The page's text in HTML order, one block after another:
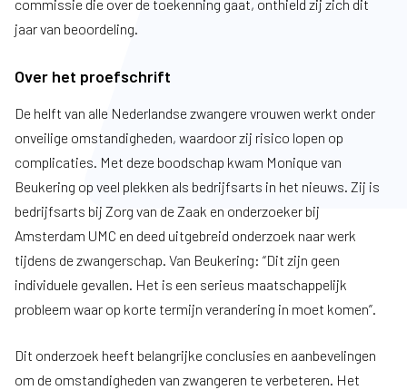
commissie die over de toekenning gaat, onthield zij zich dit
jaar van beoordeling.
Over het proefschrift
De helft van alle Nederlandse zwangere vrouwen werkt onder
onveilige omstandigheden, waardoor zij risico lopen op
complicaties. Met deze boodschap kwam Monique van
Beukering op veel plekken als bedrijfsarts in het nieuws. Zij is
bedrijfsarts bij Zorg van de Zaak en onderzoeker bij
Amsterdam UMC en deed uitgebreid onderzoek naar werk
tijdens de zwangerschap. Van Beukering: “Dit zijn geen
individuele gevallen. Het is een serieus maatschappelijk
probleem waar op korte termijn verandering in moet komen”.
Dit onderzoek heeft belangrijke conclusies en aanbevelingen
om de omstandigheden van zwangeren te verbeteren. Het